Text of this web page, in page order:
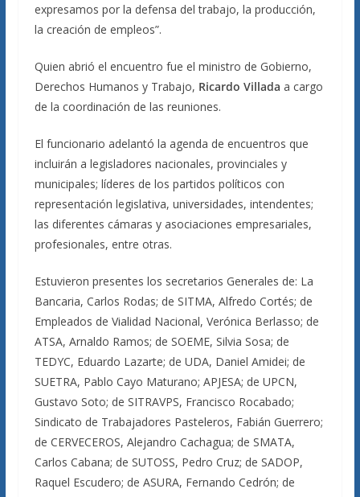
expresamos por la defensa del trabajo, la producción,
la creación de empleos”.
Quien abrió el encuentro fue el ministro de Gobierno,
Derechos Humanos y Trabajo, Ricardo Villada a cargo
de la coordinación de las reuniones.
El funcionario adelantó la agenda de encuentros que
incluirán a legisladores nacionales, provinciales y
municipales; líderes de los partidos políticos con
representación legislativa, universidades, intendentes;
las diferentes cámaras y asociaciones empresariales,
profesionales, entre otras.
Estuvieron presentes los secretarios Generales de: La
Bancaria, Carlos Rodas; de SITMA, Alfredo Cortés; de
Empleados de Vialidad Nacional, Verónica Berlasso; de
ATSA, Arnaldo Ramos; de SOEME, Silvia Sosa; de
TEDYC, Eduardo Lazarte; de UDA, Daniel Amidei; de
SUETRA, Pablo Cayo Maturano; APJESA; de UPCN,
Gustavo Soto; de SITRAVPS, Francisco Rocabado;
Sindicato de Trabajadores Pasteleros, Fabián Guerrero;
de CERVECEROS, Alejandro Cachagua; de SMATA,
Carlos Cabana; de SUTOSS, Pedro Cruz; de SADOP,
Raquel Escudero; de ASURA, Fernando Cedrón; de